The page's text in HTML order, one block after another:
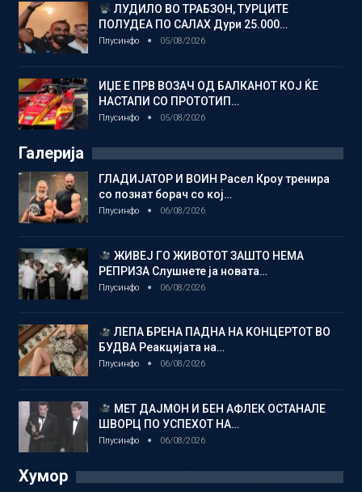
ЛУДИЛО ВО ТРАБЗОН, ТУРЦИТЕ
ПОЛУДЕА ПО САЛАХ Дури 25.000…
Плусинфо 05/08/2026
ИЏЕ Е ПРВ ВОЗАЧ ОД БАЛКАНОТ КОЈ ЌЕ
НАСТАПИ СО ПРОТОТИП…
Плусинфо 05/08/2026
Галерија
ГЛАДИЈАТОР И ВОИН Расел Кроу тренира
со познат борач со кој…
Плусинфо 06/08/2026
ЖИВЕЈ ГО ЖИВОТОТ ЗАШТО НЕМА
РЕПРИЗА Слушнете ја новата…
Плусинфо 06/08/2026
ЛЕПА БРЕНА ПАДНА НА КОНЦЕРТОТ ВО
БУДВА Реакцијата на…
Плусинфо 06/08/2026
МЕТ ДАЈМОН И БЕН АФЛЕК ОСТАНАЛЕ
ШВОРЦ ПО УСПЕХОТ НА…
Плусинфо 06/08/2026
Хумор